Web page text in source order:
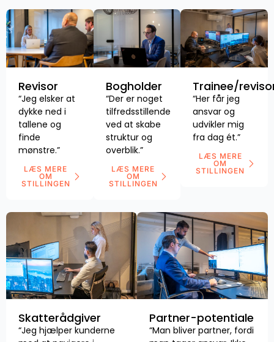
Revisor
“Jeg elsker at
dykke ned i
tallene og
finde
mønstre.”
LÆS MERE
OM
STILLINGEN
Bogholder
“Der er noget
tilfredsstillende
ved at skabe
struktur og
overblik.”
LÆS MERE
OM
STILLINGEN
Trainee/
“Her får jeg
ansvar og
udvikler mig
fra dag ét.”
LÆS MERE
OM
STILLINGEN
Skatterådgiver
“Jeg hjælper kunderne
Partner-potentiale
“Man bliver partner, fordi